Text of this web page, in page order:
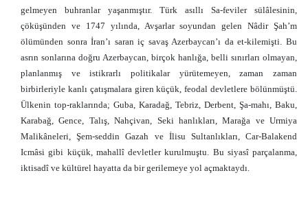
gelmeyen buhranlar yaşanmıştır. Türk asıllı Sa-feviler sülâlesinin,
çöküşünden ve 1747 yılında, Avşarlar soyundan gelen Nâdir Şah’m
ölümünden sonra İran’ı saran iç savaş Azerbaycan’ı da et-kilemişti. Bu
asrın sonlarına doğru Azerbaycan, birçok hanlığa, belli sınırları olmayan,
planlanmış ve istikrarlı politikalar yürütemeyen, zaman zaman
birbirleriyle kanlı çatışmalara giren küçük, feodal devletlere bölünmüştü.
Ülkenin top-raklarında; Guba, Karadağ, Tebriz, Derbent, Şa-mahı, Baku,
Karabağ, Gence, Talış, Nahçivan, Seki hanlıkları, Marağa ve Urmiya
Malikâneleri, Şem-seddin Gazah ve İlisu Sultanlıkları, Car-Balakend
Icmâsi gibi küçük, mahallî devletler kurulmuştu. Bu siyasî parçalanma,
iktisadî ve kültürel hayatta da bir gerilemeye yol açmaktaydı.